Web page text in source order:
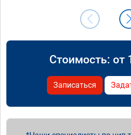
Стоимость: от
Записаться